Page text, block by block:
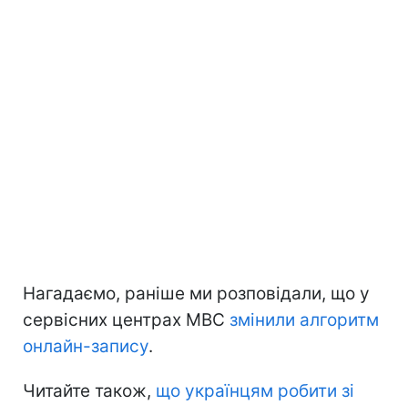
Нагадаємо, раніше ми розповідали, що у
сервісних центрах МВС змінили алгоритм
онлайн-запису.
Читайте також, що українцям робити зі